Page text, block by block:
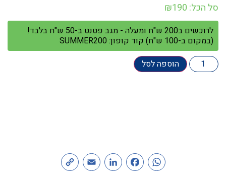
סל הכל: ₪190
לרוכשים ב200 ש"ח ומעלה - מגב פטנט ב-50 ש"ח בלבד!
(במקום ב-100 ש"ח) קוד קופון: SUMMER200
הוספה לסל
WhatsApp
Facebook
LinkedIn
Email